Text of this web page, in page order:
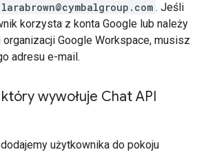
. Jeśli
korzysta z konta Google lub należy
organizacji Google Workspace, musisz
adresu e-mail.
który wywołuje Chat API
użytkownika do pokoju